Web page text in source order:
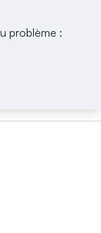
problème :